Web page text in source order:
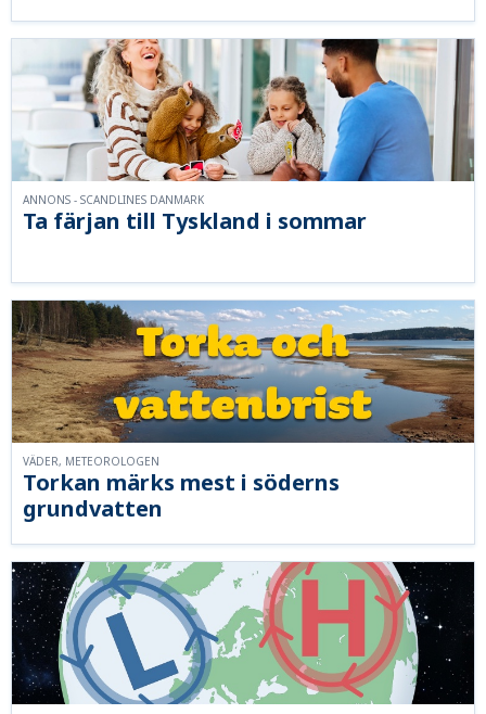
Ta färjan till Tyskland i sommar
ANNONS - SCANDLINES DANMARK
Torkan märks mest i söderns
grundvatten
VÄDER, METEOROLOGEN